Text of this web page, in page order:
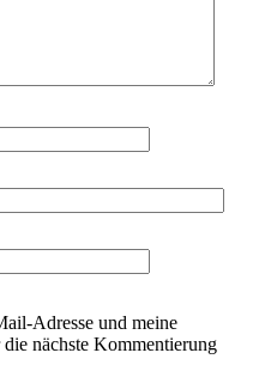
Adresse und meine
nächste Kommentierung